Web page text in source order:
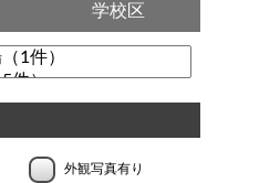
学校区
外観写真有り